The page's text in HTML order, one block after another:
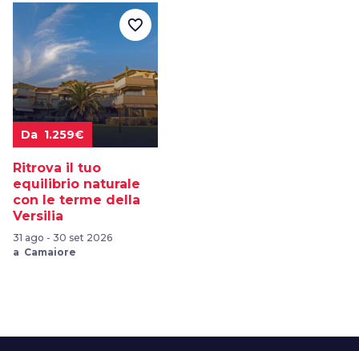
Da 1.259€
Ritrova il tuo
equilibrio naturale
con le terme della
Versilia
31 ago - 30 set 2026
a Camaiore
favorite_border